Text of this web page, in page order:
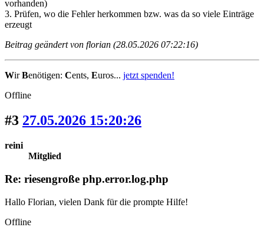
vorhanden)
3. Prüfen, wo die Fehler herkommen bzw. was da so viele Einträge
erzeugt
Beitrag geändert von florian (28.05.2026 07:22:16)
WirBenötigen: Cents, Euros... jetzt spenden!
Offline
#3 27.05.2026 15:20:26
reini
Mitglied
Re: riesengroße php.error.log.php
Hallo Florian, vielen Dank für die prompte Hilfe!
Offline